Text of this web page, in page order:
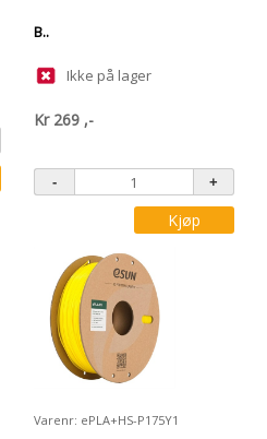
B..
Ikke på lager
Kr 269 ,-
Kjøp
Varenr: ePLA+HS-P175Y1